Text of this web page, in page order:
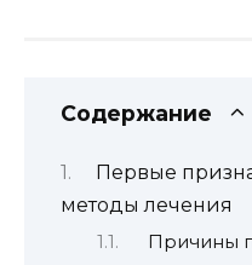
Содержание
Первые
методы лечения
Причины